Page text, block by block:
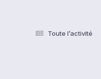
Toute l’activité